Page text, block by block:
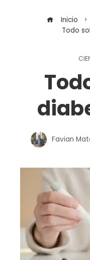
Inicio
Todo
Favian